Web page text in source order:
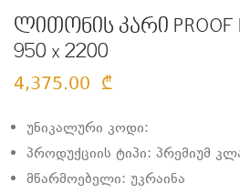
ლითონის კარი PROOF
950 x 2200
4,375.00 ₾
უნიკალური კოდი:
პროდუქციის ტიპი: პრემიუმ
მწარმოებელი: უკრაინა